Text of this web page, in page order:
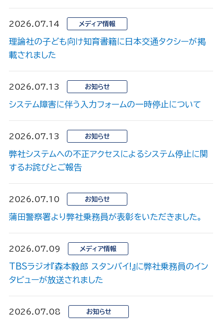
2026.07.14 メディア情報
理論社の子ども向け知育書籍に日本交通タクシーが掲
載されました
2026.07.13 お知らせ
システム障害に伴う入力フォームの一時停止について
2026.07.13 お知らせ
弊社システムへの不正アクセスによるシステム停止に関
するお詫びとご報告
2026.07.10 お知らせ
蒲田警察署より弊社乗務員が表彰をいただきました。
2026.07.09 メディア情報
TBSラジオ『森本毅郎 スタンバイ!』に弊社乗務員のイン
タビューが放送されました
2026.07.08 お知らせ